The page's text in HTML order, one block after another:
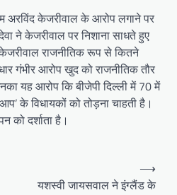
अरविंद केजरीवाल के आरोप लगाने पर
ने केजरीवाल पर निशाना साधते हुए
राजनीतिक रूप से कितने
गंभीर आरोप खुद को राजनीतिक तौर
यह आरोप कि बीजेपी दिल्ली में 70 में
के विधायकों को तोड़ना चाहती है।
को दर्शाता है।
यशस्वी जायसवाल ने इंग्लैंड के
⟶